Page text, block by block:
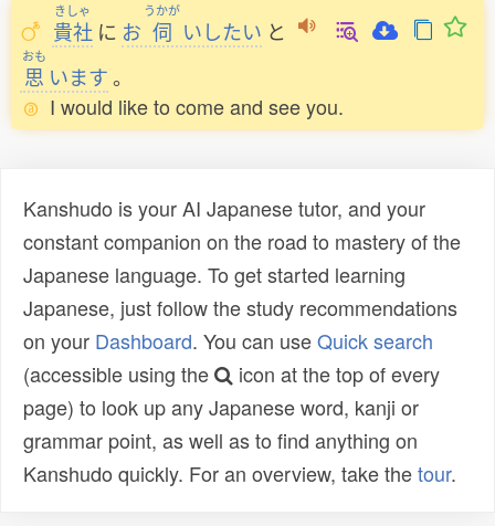
きしゃ
貴社 に お
うかが
伺 いしたい と
おも
思 います。
I would like to come and see you.
Kanshudo is your AI Japanese tutor, and your
constant companion on the road to mastery of the
Japanese language. To get started learning
Japanese, just follow the study recommendations
on your Dashboard. You can useQuick search
(accessible using the
icon at the top of every
page) to look up any Japanese word, kanji or
grammar point, as well as to find anything on
Kanshudo quickly. For an overview, take thetour.